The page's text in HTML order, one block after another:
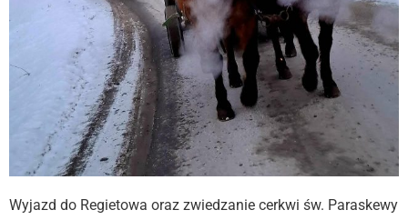
Wyjazd do Regietowa oraz zwiedzanie cerkwi św. Paraskewy